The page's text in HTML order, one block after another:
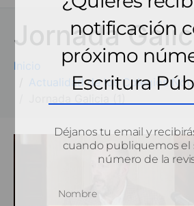
Jornada
Inicio
Actualidad de los Colegios
notificación
próximo
Escritura
Déjanos tu email y
cuando publiquemos el
número de la